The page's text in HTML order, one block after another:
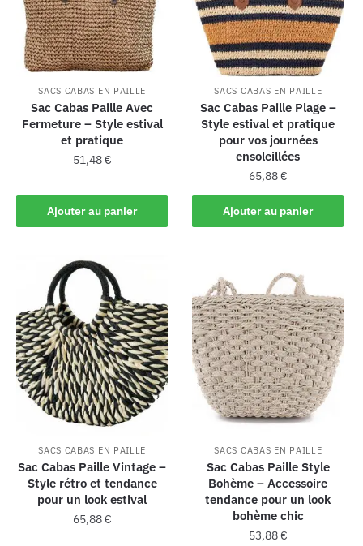
SACS CABAS EN PAILLE
Sac Cabas Paille Avec
Fermeture – Style estival
et pratique
51,48€
Ajouter au panier
SACS CABAS EN PAILLE
Sac Cabas Paille Plage –
Style estival et pratique
pour vos journées
ensoleillées
65,88€
Ajouter au panier
SACS CABAS EN PAILLE
Sac Cabas Paille Vintage –
Style rétro et tendance
pour un look estival
65,88€
SACS CABAS EN PAILLE
Sac Cabas Paille Style
Bohème – Accessoire
tendance pour un look
bohème chic
53,88€